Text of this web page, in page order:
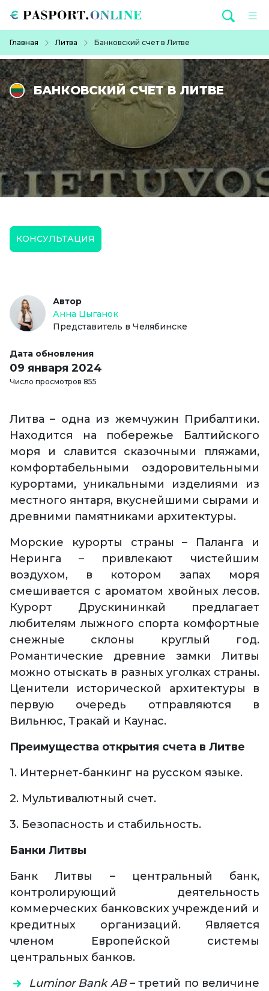
Главная Литва Банковский счет в Литве
БАНКОВСКИЙ СЧЕТ В ЛИТВЕ
КОНСУЛЬТАЦИЯ
Автор
Анна Цыганок
Представитель в Челябинске
Дата обновления
09 января 2024
Число просмотров 855
Литва – одна из жемчужин Прибалтики.
Находится на побережье Балтийского
моря и славится сказочными пляжами,
комфортабельными оздоровительными
курортами, уникальными изделиями из
местного янтаря, вкуснейшими сырами и
древними памятниками архитектуры.
Морские курорты страны – Паланга и
Неринга – привлекают чистейшим
воздухом, в котором запах моря
смешивается с ароматом хвойных лесов.
Курорт Друскининкай предлагает
любителям лыжного спорта комфортные
снежные склоны круглый год.
Романтические древние замки Литвы
можно отыскать в разных уголках страны.
Ценители исторической архитектуры в
первую очередь отправляются в
Вильнюс, Тракай и Каунас.
Преимущества открытия счета в Литве
1. Интернет-банкинг на русском языке.
2. Мультивалютный счет.
3. Безопасность и стабильность.
Банки Литвы
Банк Литвы – центральный банк,
контролирующий деятельность
коммерческих банковских учреждений и
кредитных организаций. Является
членом Европейской системы
центральных банков.
Luminor Bank AB– третий по величине